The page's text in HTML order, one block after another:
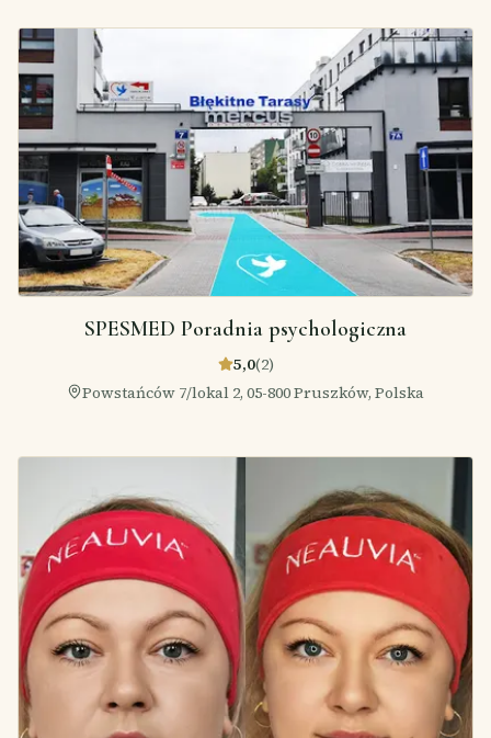
SPESMED Poradnia psychologiczna
5,0(2)
Powstańców 7/lokal 2, 05-800 Pruszków, Polska